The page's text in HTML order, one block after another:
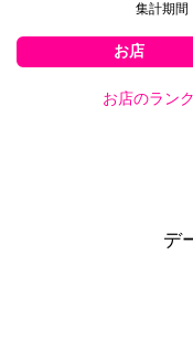
集計期間
お店
お店のラン
デ